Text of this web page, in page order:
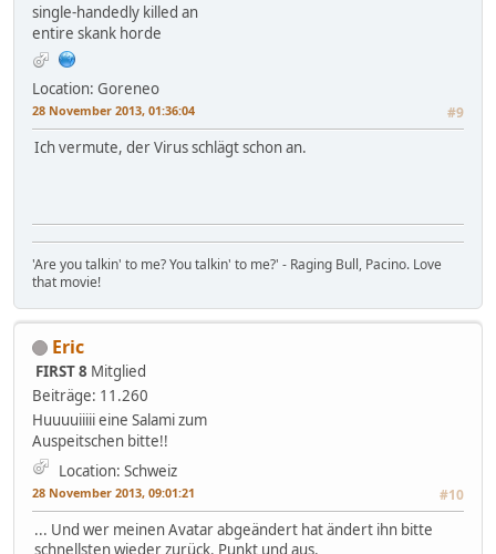
single-handedly killed an
entire skank horde
Location: Goreneo
28 November 2013, 01:36:04 #9
Ich vermute, der Virus schlägt schon an.
'Are you talkin' to me? You talkin' to me?' - Raging Bull, Pacino. Love
that movie!
Eric
FIRST 8 Mitglied
Beiträge: 11.260
Huuuuiiiii eine Salami zum
Auspeitschen bitte!!
Location: Schweiz
28 November 2013, 09:01:21 #10
... Und wer meinen Avatar abgeändert hat ändert ihn bitte
schnellsten wieder zurück. Punkt und aus.